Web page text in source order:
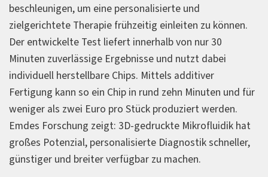
beschleunigen, um eine personalisierte und
zielgerichtete Therapie frühzeitig einleiten zu können.
Der entwickelte Test liefert innerhalb von nur 30
Minuten zuverlässige Ergebnisse und nutzt dabei
individuell herstellbare Chips. Mittels additiver
Fertigung kann so ein Chip in rund zehn Minuten und für
weniger als zwei Euro pro Stück produziert werden.
Emdes Forschung zeigt: 3D-gedruckte Mikrofluidik hat
großes Potenzial, personalisierte Diagnostik schneller,
günstiger und breiter verfügbar zu machen.